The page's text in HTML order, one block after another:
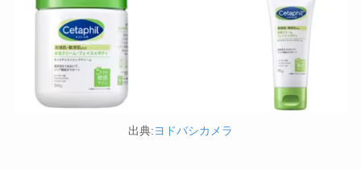
忍者めし鉄の鎧はどこに売ってる？セブン・ロー
ソンなどのコンビニで買える！
出典:ヨドバシカメラ